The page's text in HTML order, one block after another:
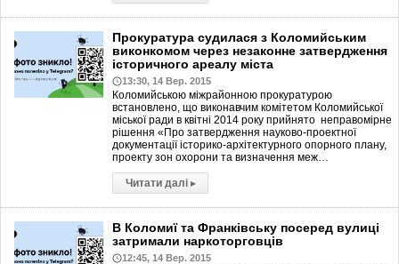
Прокуратура судилася з Коломийським
виконкомом через незаконне затвердження
історичного ареалу міста
13:30, 14 Вер. 2015
Коломийською міжрайонною прокуратурою
встановлено, що виконавчим комітетом Коломийської
міської ради в квітні 2014 року прийнято неправомірне
рішення «Про затвердження науково-проектної
документації історико-архітектурного опорного плану,
проекту зон охорони та визначення меж…
Читати далі ▸
В Коломиї та Франківську посеред вулиці
затримали наркоторговців
12:45, 14 Вер. 2015